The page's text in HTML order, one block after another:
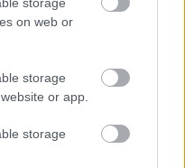
on web or
storage
or app.
storage
között 50 másodperc
lenullázhatja még, de
ahogy a 100-at